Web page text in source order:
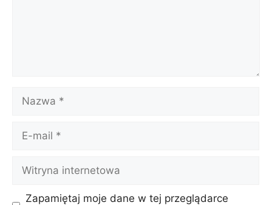
mail
internetowa
Zapamiętaj moje dane w tej przeglądarce